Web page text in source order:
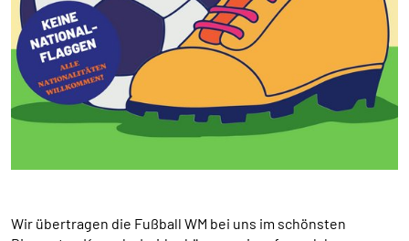
Wir übertragen die Fußball WM bei uns im schönsten
Menschen oder von einem Computerprogramm bzw. Bot
vorgenommen wird. Wir verwenden reCAPTCHA
ausschließlich im Spendenformular um MIssbrauch
vorzubeugen. Da das Formular von HelpDirect zur
Verfügung gestellt wird, werden auch die Daten des
Captcha und des Formulars an HelpDirect übertragen.
Alfter) und Google Ireland Limited Gordon House,